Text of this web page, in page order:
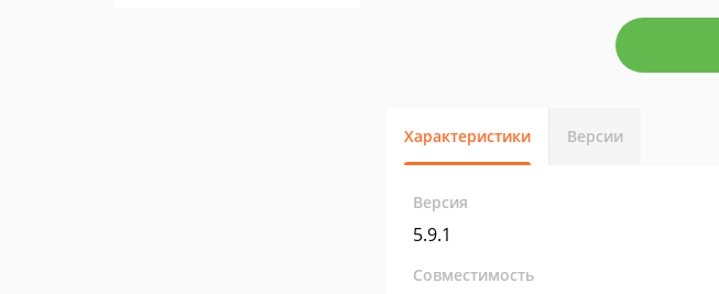
Характеристики Версии
Версия
5.9.1
Совместимость